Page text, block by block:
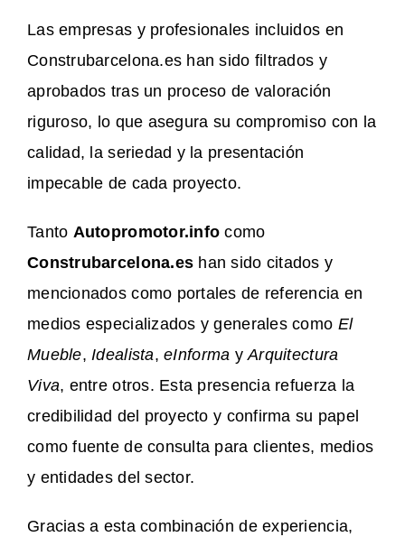
Las empresas y profesionales incluidos en
Construbarcelona.es han sido filtrados y
aprobados tras un proceso de valoración
riguroso, lo que asegura su compromiso con la
calidad, la seriedad y la presentación
impecable de cada proyecto.
Tanto Autopromotor.info como
Construbarcelona.es han sido citados y
mencionados como portales de referencia en
medios especializados y generales como El
Mueble,Idealista,eInforma yArquitectura
Viva, entre otros. Esta presencia refuerza la
credibilidad del proyecto y confirma su papel
como fuente de consulta para clientes, medios
y entidades del sector.
Gracias a esta combinación de experiencia,